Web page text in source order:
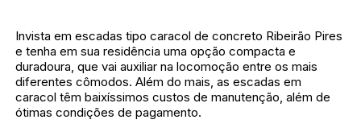
Invista em escadas tipo caracol de concreto Ribeirão Pires
e tenha em sua residência uma opção compacta e
duradoura, que vai auxiliar na locomoção entre os mais
diferentes cômodos. Além do mais, as escadas em
caracol têm baixíssimos custos de manutenção, além de
ótimas condições de pagamento.